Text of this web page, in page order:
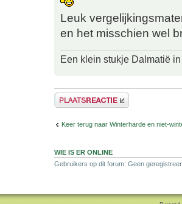
Leuk
en het misschien wel
Een klein stukje Dalmatië
Plaats een reactie
Keer terug naar Winterharde en niet-
WIE IS ER ONLINE
Gebruikers op dit forum: Geen